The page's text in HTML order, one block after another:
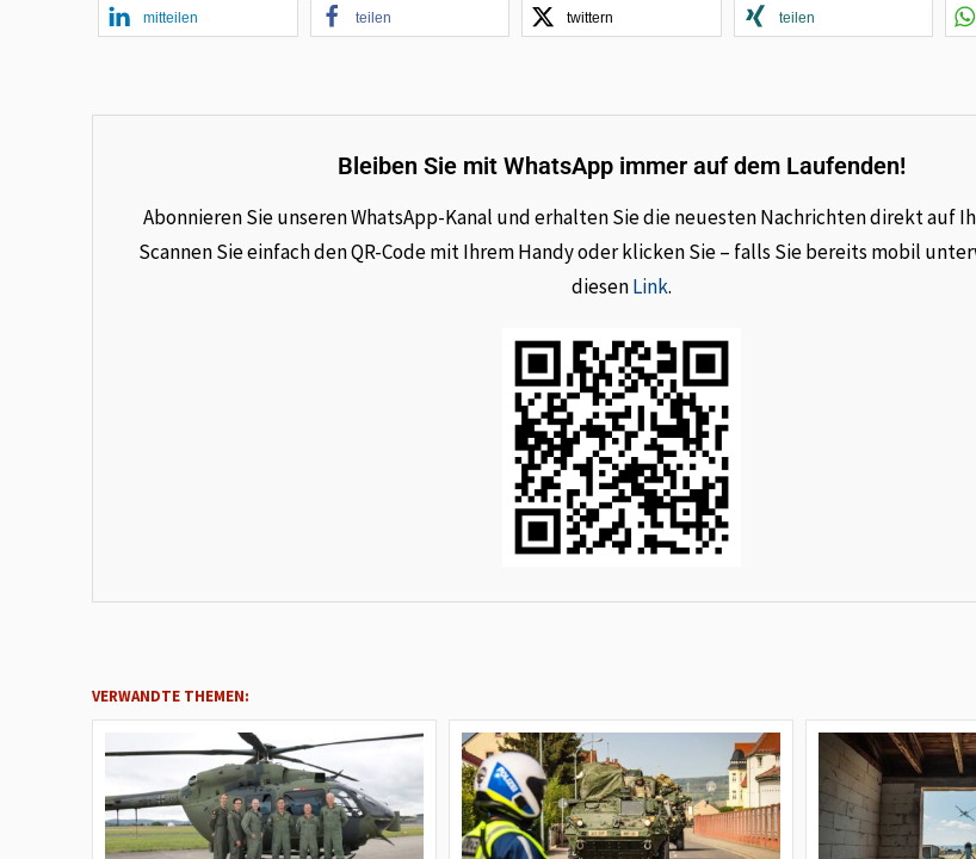
mitteilen teilen twittern teilen
Bleiben Sie mit WhatsApp immer auf dem Laufenden!
Abonnieren Sie unseren WhatsApp-Kanal und erhalten Sie die neuesten Nachrichten direkt auf
Scannen Sie einfach den QR-Code mit Ihrem Handy oder klicken Sie – falls Sie bereits mobil
diesenLink.
VERWANDTE THEMEN: